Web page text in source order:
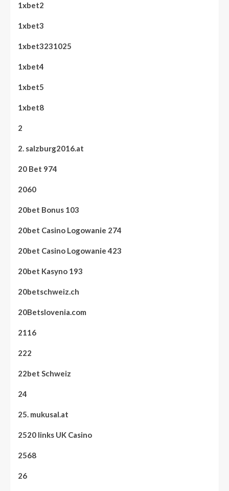
1xbet2
1xbet3
1xbet3231025
1xbet4
1xbet5
1xbet8
2
2. salzburg2016.at
20 Bet 974
2060
20bet Bonus 103
20bet Casino Logowanie 274
20bet Casino Logowanie 423
20bet Kasyno 193
20betschweiz.ch
20Betslovenia.com
2116
222
22bet Schweiz
24
25. mukusal.at
2520 links UK Casino
2568
26